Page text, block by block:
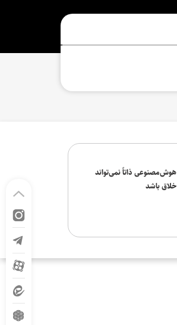
هوش‌مصنوعی ذاتاً نمی‌تواند
خلاق باشد